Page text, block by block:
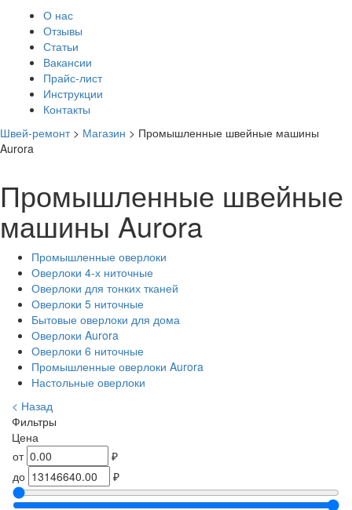
О нас
Отзывы
Статьи
Вакансии
Прайс-лист
Инструкции
Контакты
Швей-ремонт> Магазин > Промышленные швейные машины
Aurora
Промышленные швейные
машины Aurora
Промышленные оверлоки
Оверлоки 4-х ниточные
Оверлоки для тонких тканей
Оверлоки 5 ниточные
Бытовые оверлоки для дома
Оверлоки Aurora
Оверлоки 6 ниточные
Промышленные оверлоки Aurora
Настольные оверлоки
< Назад
Фильтры
Цена
от
₽
до
₽